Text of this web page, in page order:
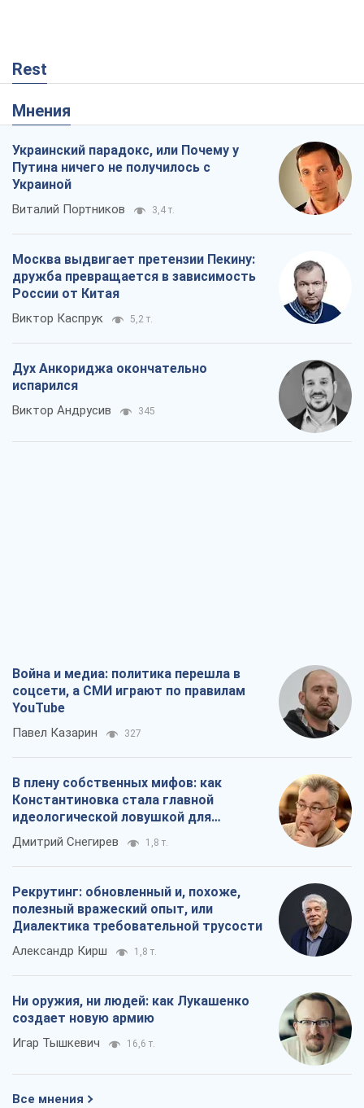
Rest
Мнения
Украинский парадокс, или Почему у
Путина ничего не получилось с
Украиной
Виталий Портников 3,4 т.
Москва выдвигает претензии Пекину:
дружба превращается в зависимость
России от Китая
Виктор Каспрук 5,2 т.
Дух Анкориджа окончательно
испарился
Виктор Андрусив 345
Война и медиа: политика перешла в
соцсети, а СМИ играют по правилам
YouTube
Павел Казарин 327
В плену собственных мифов: как
Константиновка стала главной
идеологической ловушкой для
российских оккупантов
Дмитрий Снегирев 1,8 т.
Рекрутинг: обновленный и, похоже,
полезный вражеский опыт, или
Диалектика требовательной трусости
Александр Кирш 1,8 т.
Ни оружия, ни людей: как Лукашенко
создает новую армию
Игар Тышкевич 16,6 т.
Все мнения